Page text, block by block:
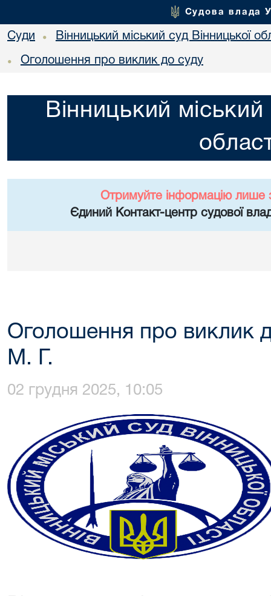
Судова влада
Суди • Вінницький міський суд Вінницької
• Оголошення про виклик до суду
Вінницький міський
Отримуйте інформацію лише
Єдиний Контакт-центр судової
Оголошення про виклик
М. Г.
02 грудня 2025, 10:05